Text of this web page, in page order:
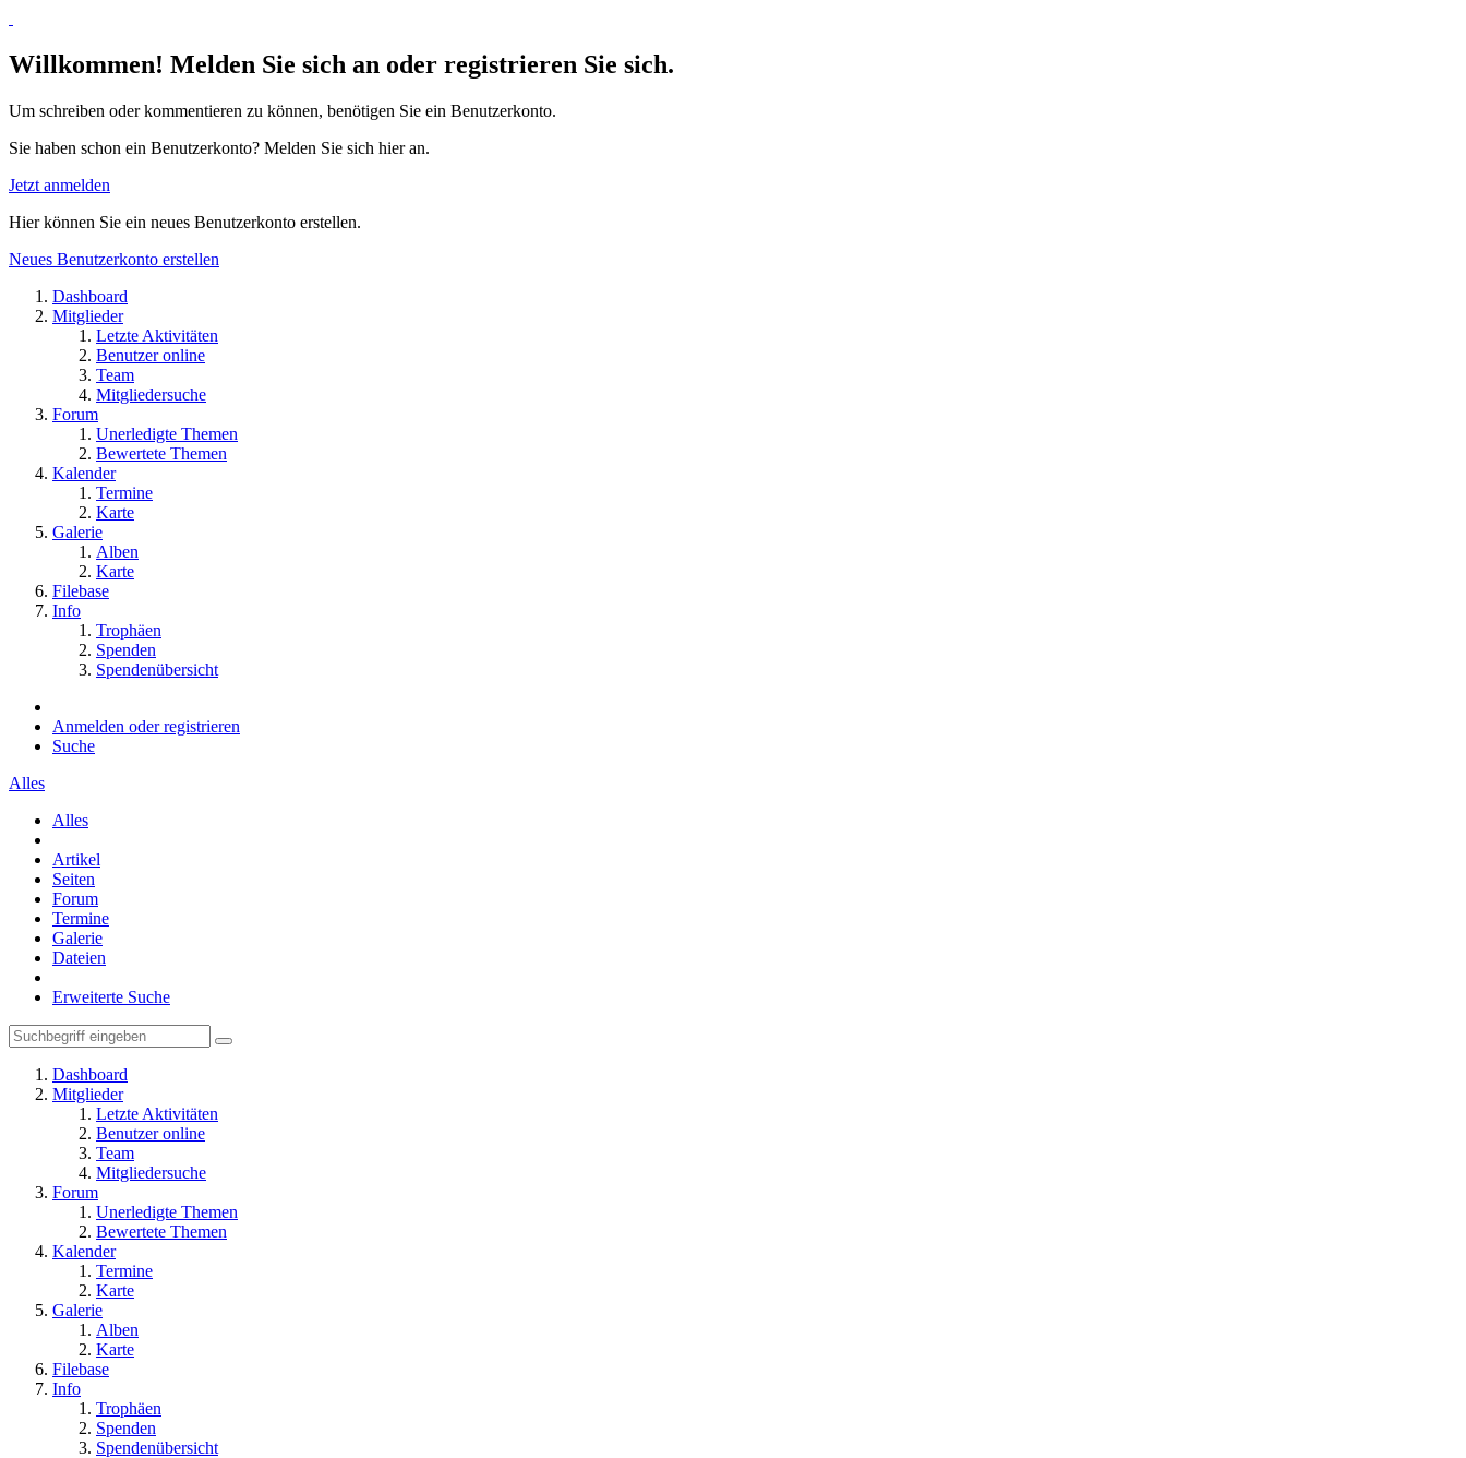
Willkommen! Melden Sie sich an oder registrieren Sie sich.
Um schreiben oder kommentieren zu können, benötigen Sie ein Benutzerkonto.
Sie haben schon ein Benutzerkonto? Melden Sie sich hier an.
Jetzt anmelden
Hier können Sie ein neues Benutzerkonto erstellen.
Neues Benutzerkonto erstellen
Dashboard
Mitglieder
Letzte Aktivitäten
Benutzer online
Team
Mitgliedersuche
Forum
Unerledigte Themen
Bewertete Themen
Kalender
Termine
Karte
Galerie
Alben
Karte
Filebase
Info
Trophäen
Spenden
Spendenübersicht
Anmelden oder registrieren
Suche
Alles
Alles
Artikel
Seiten
Forum
Termine
Galerie
Dateien
Erweiterte Suche
Dashboard
Mitglieder
Letzte Aktivitäten
Benutzer online
Team
Mitgliedersuche
Forum
Unerledigte Themen
Bewertete Themen
Kalender
Termine
Karte
Galerie
Alben
Karte
Filebase
Info
Trophäen
Spenden
Spendenübersicht